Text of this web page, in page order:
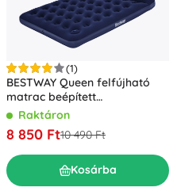
(1)
BESTWAY Queen felfújható
matrac beépített
lábpumpával 203 × 152 × 28
Raktáron
8 850 Ft10 490 Ft
Kosárba